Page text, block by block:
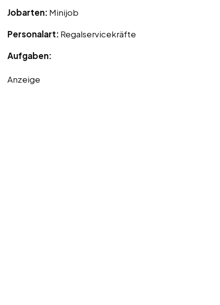
Jobarten: Minijob
Personalart: Regalservicekräfte
Aufgaben:
Anzeige